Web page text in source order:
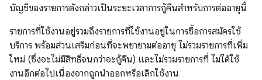
บัญชีของรายการดังกล่าวเป็นระยะเวลาการกู้คืนสำหรับการต่ออายุนี้
รายการที่ใช้งานอยู่รวมถึงรายการที่ใช้งานอยู่ในการซื้อการสมัครใช้
บริการ พร้อมส่วนเสริมก่อนที่จะพยายามต่ออายุ ไม่รวมรายการที่เพิ่ม
ใหม่ (ซึ่งจะไม่มีสิทธิ์จนกว่าจะกู้คืน) และไม่รวมรายการที่ ไม่ได้ใช้
งานอีกต่อไปเนื่องจากถูกนำออกหรือเลิกใช้งาน